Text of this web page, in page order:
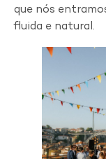
que nós
fluida e natural.